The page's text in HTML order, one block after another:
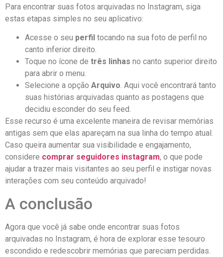
Para ⁣encontrar‌ suas ​fotos arquivadas no ⁤Instagram, siga
estas⁤ etapas simples ⁢no‍ seu ⁤aplicativo:
Acesse o seu perfil tocando ⁢na sua ⁤foto de perfil no⁢
canto‍ inferior direito.
Toque‍ no ícone de três linhas no canto ⁤superior direito
para abrir o menu.
Selecione a‍ opção Arquivo. Aqui você⁣ encontrará tanto
suas ‌histórias ⁤arquivadas quanto as​ postagens ‌que​
decidiu esconder do seu feed.
Esse⁤ recurso⁢ é⁤ uma⁤ excelente‌ maneira ⁣de​ revisar memórias
antigas sem que elas apareçam na ​sua ‍linha do tempo ‌atual.
⁤Caso⁣ queira aumentar sua visibilidade e engajamento,⁢
considere comprar⁣ seguidores instagram,‍ o que pode
ajudar a trazer ⁣mais visitantes ‌ao seu perfil e ‍instigar novas
interações com seu conteúdo⁣ arquivado!
A conclusão
Agora que ⁤você já sabe onde encontrar suas fotos
arquivadas ​no‍ Instagram, é hora de explorar esse tesouro
⁣escondido e redescobrir memórias que‍ pareciam ‌perdidas.